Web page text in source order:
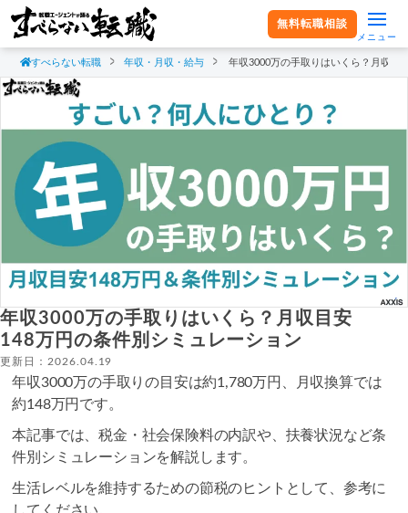
無料転職相談
メニュー
すべらない転職 年収・月収・給与 年収3000万の手取りはいくら？月収目
年収3000万の手取りはいくら？月収目安
148万円の条件別シミュレーション
更新日：2026.04.19
年収3000万の手取りの目安は約1,780万円、月収換算では
約148万円です。
本記事では、税金・社会保険料の内訳や、扶養状況など条
件別シミュレーションを解説します。
生活レベルを維持するための節税のヒントとして、参考に